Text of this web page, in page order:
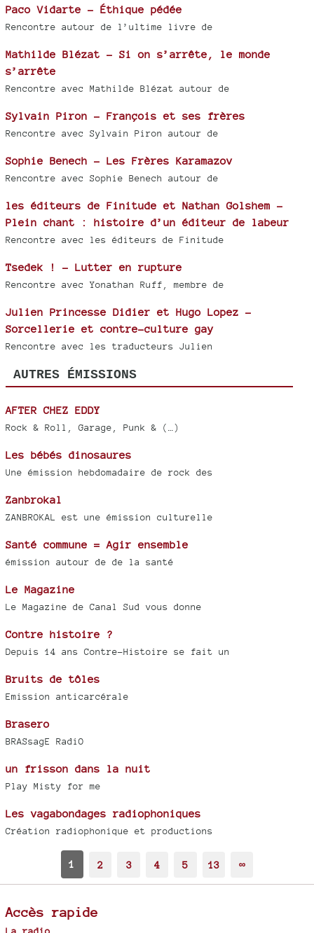
Paco Vidarte - Éthique pédée
Rencontre autour de l’ultime livre de
Mathilde Blézat - Si on s’arrête, le monde
s’arrête
Rencontre avec Mathilde Blézat autour de
Sylvain Piron - François et ses frères
Rencontre avec Sylvain Piron autour de
Sophie Benech - Les Frères Karamazov
Rencontre avec Sophie Benech autour de
les éditeurs de Finitude et Nathan Golshem -
Plein chant : histoire d’un éditeur de labeur
Rencontre avec les éditeurs de Finitude
Tsedek ! - Lutter en rupture
Rencontre avec Yonathan Ruff, membre de
Julien Princesse Didier et Hugo Lopez -
Sorcellerie et contre-culture gay
Rencontre avec les traducteurs Julien
AUTRES ÉMISSIONS
AFTER CHEZ EDDY
Rock & Roll, Garage, Punk & (…)
Les bébés dinosaures
Une émission hebdomadaire de rock des
Zanbrokal
ZANBROKAL est une émission culturelle
Santé commune = Agir ensemble
émission autour de de la santé
Le Magazine
Le Magazine de Canal Sud vous donne
Contre histoire ?
Depuis 14 ans Contre-Histoire se fait un
Bruits de tôles
Emission anticarcérale
Brasero
BRASsagE RadiO
un frisson dans la nuit
Play Misty for me
Les vagabondages radiophoniques
Création radiophonique et productions
1 2 3 4 5 13 ∞
Accès rapide